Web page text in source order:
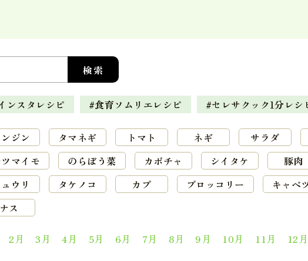
ンスタレシピ #食育ソムリエレシピ #セレサクック1分レシ
ジン タマネギ トマト ネギ サラダ
マイモ
のらぼう菜 カボチャ シイタケ 豚肉
ウリ
タケノコ カブ ブロッコリー キャベ
ナス
2月 3月 4月 5月 6月 7月 8月 9月 10月 11月 12月